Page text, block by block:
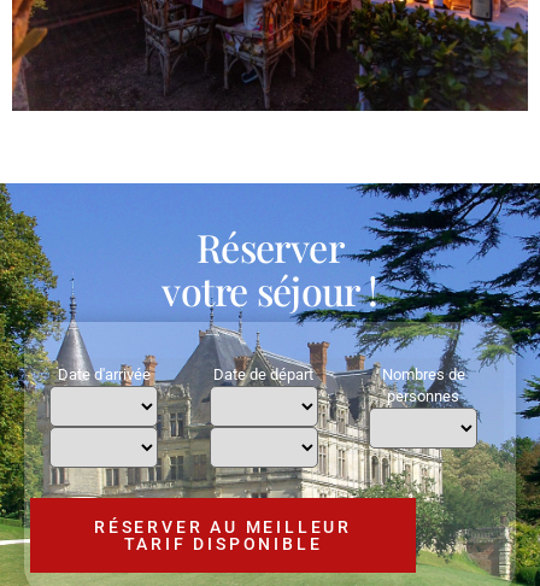
Réserver
votre séjour !
Date d'arrivée Date de départ
Nombres de
personnes